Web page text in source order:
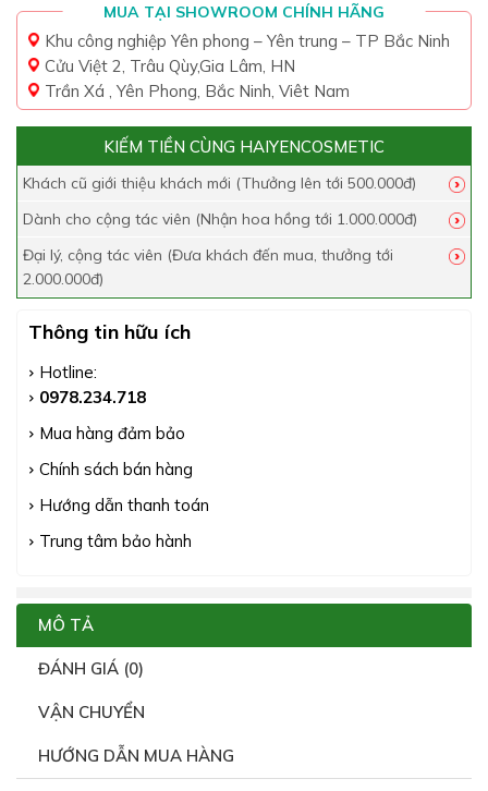
MUA TẠI SHOWROOM CHÍNH HÃNG
Khu công nghiệp Yên phong – Yên trung – TP Bắc Ninh
Cửu Việt 2, Trâu Qùy,Gia Lâm, HN
Trần Xá , Yên Phong, Bắc Ninh, Viêt Nam
KIẾM TIỀN CÙNG HAIYENCOSMETIC
Khách cũ giới thiệu khách mới (Thưởng lên tới 500.000đ)
Dành cho cộng tác viên (Nhận hoa hồng tới 1.000.000đ)
Đại lý, cộng tác viên (Đưa khách đến mua, thưởng tới
2.000.000đ)
Thông tin hữu ích
Hotline:
0978.234.718
Mua hàng đảm bảo
Chính sách bán hàng
Hướng dẫn thanh toán
Trung tâm bảo hành
MÔ TẢ
ĐÁNH GIÁ (0)
VẬN CHUYỂN
HƯỚNG DẪN MUA HÀNG